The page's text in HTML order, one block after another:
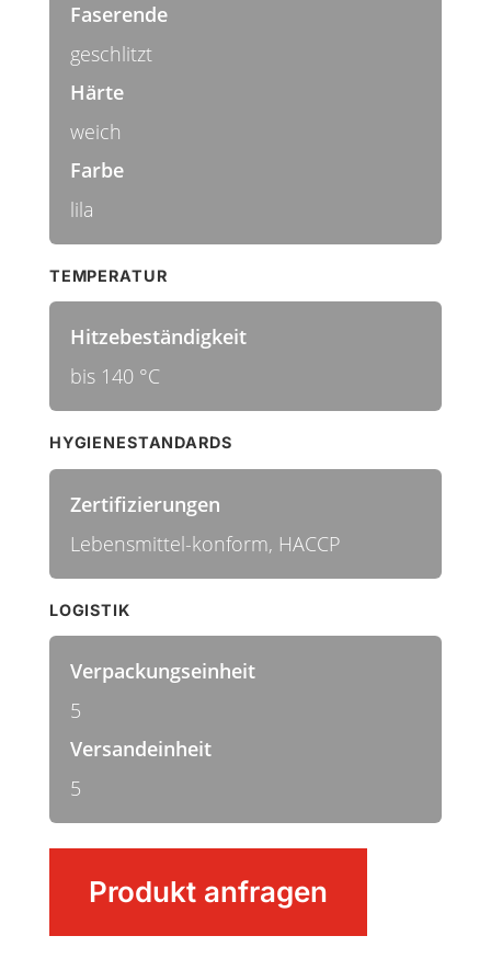
MengeProdukt anfragen
Faserende
geschlitzt
Härte
weich
Farbe
lila
TEMPERATUR
Hitzebeständigkeit
bis 140 °C
HYGIENESTANDARDS
Zertifizierungen
Lebensmittel-konform, HACCP
LOGISTIK
Verpackungseinheit
5
Versandeinheit
5